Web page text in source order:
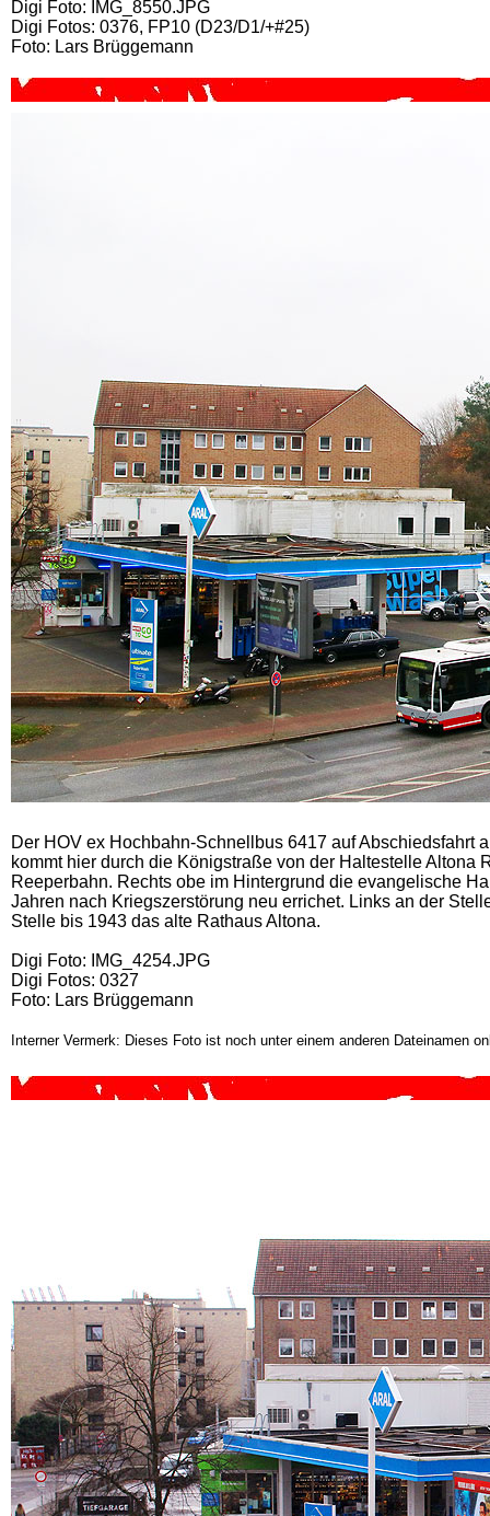
Digi Foto: IMG_8550.JPG
Digi Fotos: 0376, FP10 (D23/D1/+#25)
Foto: Lars Brüggemann
Der HOV ex Hochbahn-Schnellbus 6417 auf
kommt hier durch die Königstraße von der Haltestelle
Reeperbahn. Rechts obe im Hintergrund die evangelische
Jahren nach Kriegszerstörung neu errichet. Links an der
Stelle bis 1943 das alte Rathaus Altona.
Digi Foto: IMG_4254.JPG
Digi Fotos: 0327
Foto: Lars Brüggemann
Interner Vermerk: Dieses Foto ist noch unter einem anderen Dateinamen